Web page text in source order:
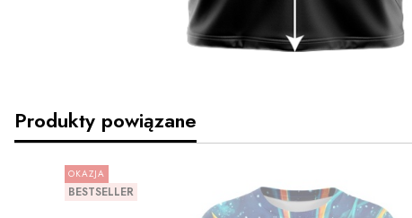
Produkty powiązane
OKAZJA
BESTSELLER